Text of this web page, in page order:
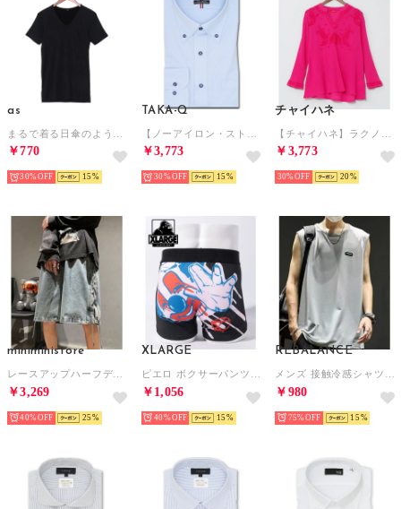
as
￥770
30% 15
TAKA-Q
￥3,773
30% 15
チャイハネ
￥3,773
30% 20
miniministore
￥3,269
40% 25
XLARGE
￥1,056
40% 15
REBALANCE
￥980
75% 15